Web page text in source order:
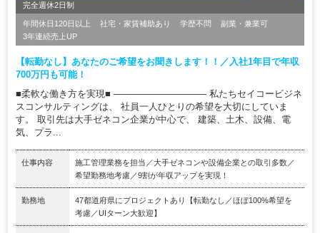
完全週休2日制
年間休日120日以上 社宅・家賃補助あり 学歴不問
副業・兼業可
3年連続売上UP
【転勤なし】あなたのご希望をお聞きします！！／入社1年目で年収
700万円も可能！
■柔軟な働き方を実現■ ―――――――――― 私たちセイコービジネ
スコンサルティングは、 社員一人ひとりの希望を大切にしていま
す。 取引先は大手ゼネコン企業が中心で、 建築、土木、設備、電
気、プラ...
仕事内容
施工管理業務を担当／大手ゼネコンや設備企業との取引多数／
希望勤務地考慮／9割が年収アップを実現！
勤務地
47都道府県にプロジェクトあり【転勤なし／ほぼ100%希望を
考慮／UIターン大歓迎】